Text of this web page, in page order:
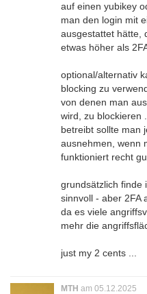
auf einen yubikey
man den login mit
ausgestattet hätte,
etwas höher als
optional/alternativ
blocking zu
von denen man
wird, zu blockieren
betreibt sollte man
ausnehmen, wenn
funktioniert recht gut
grundsätzlich finde
sinnvoll - aber 2FA
da es viele
mehr die
just my 2 cents ...
MTH am 05.12.2025